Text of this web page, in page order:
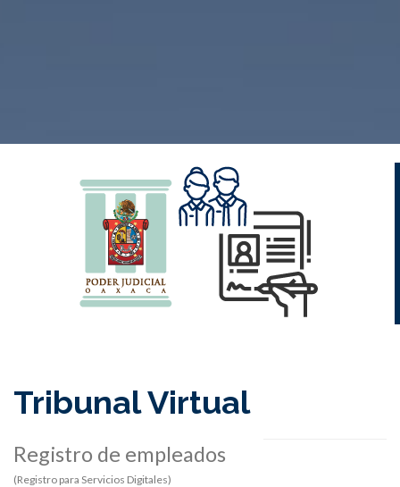
Tribunal Virtual
Registro de empleados
(Registro para Servicios Digitales)